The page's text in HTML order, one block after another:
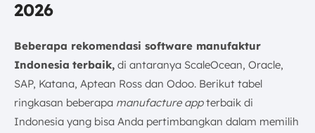
2026
Beberapa rekomendasi software manufaktur
Indonesia terbaik, di antaranya ScaleOcean, Oracle,
SAP, Katana, Aptean Ross dan Odoo. Berikut tabel
ringkasan beberapa manufacture appterbaik di
Indonesia yang bisa Anda pertimbangkan dalam memilih